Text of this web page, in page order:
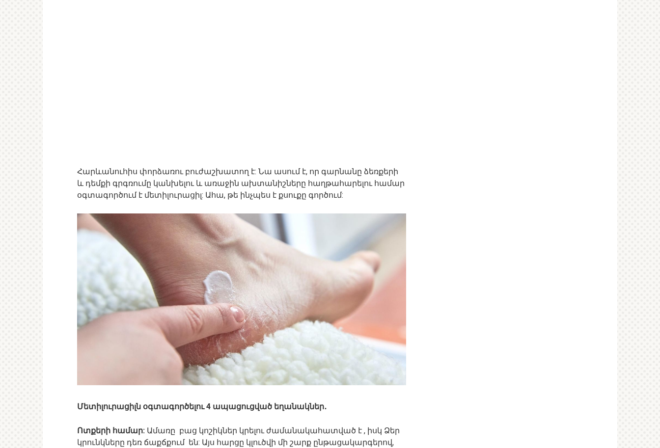
Հարևանուհիս փորձառու բուժաշխատող է: Նա ասում է, որ գարնանը ձեռքերի
և դեմքի գրգռումը կանխելու և առաջին ախտանիշները հաղթահարելու համար
օգտագործում է մետիլուրացիլ: Ահա, թե ինչպես է քսուքը գործում:
Մետիլուրացիլն օգտագործելու 4 ապացուցված եղանակներ․
Ոտքերի համար: Ամառը բաց կոշիկներ կրելու ժամանակահատված է , իսկ Ձեր
կրունկները դեռ ճաքճքում են: Այս հարցը կլուծվի մի շարք ընթացակարգերով,